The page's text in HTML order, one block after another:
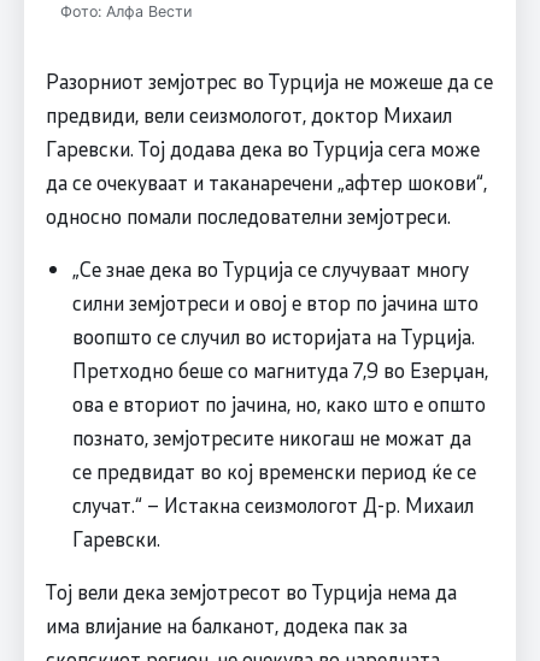
Фото: Алфа Вести
Разорниот земјотрес во Турција не можеше да се
предвиди, вели сеизмологот, доктор Михаил
Гаревски. Тој додава дека во Турција сега може
да се очекуваат и таканаречени „афтер шокови“,
односно помали последователни земјотреси.
„Се знае дека во Турција се случуваат многу
силни земјотреси и овој е втор по јачина што
воопшто се случил во историјата на Турција.
Претходно беше со магнитуда 7,9 во Езерџан,
ова е вториот по јачина, но, како што е општо
познато, земјотресите никогаш не можат да
се предвидат во кој временски период ќе се
случат.“ – Истакна сеизмологот Д-р. Михаил
Гаревски.
Тој вели дека земјотресот во Турција нема да
има влијание на балканот, додека пак за